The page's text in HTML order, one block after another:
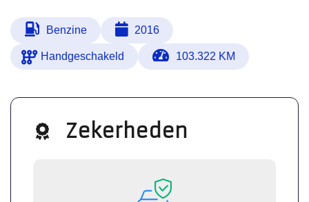
Benzine 2016
Handgeschakeld 103.322 KM
Zekerheden